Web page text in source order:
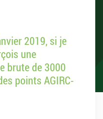
2019, si je
une
brute de 3000
points AGIRC-